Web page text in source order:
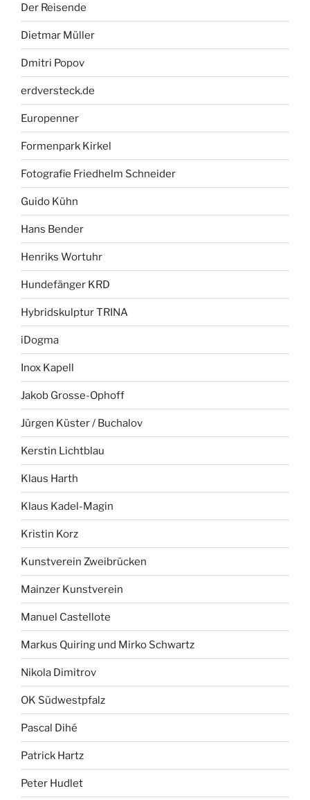
Der Reisende
Dietmar Müller
Dmitri Popov
erdversteck.de
Europenner
Formenpark Kirkel
Fotografie Friedhelm Schneider
Guido Kühn
Hans Bender
Henriks Wortuhr
Hundefänger KRD
Hybridskulptur TRINA
iDogma
Inox Kapell
Jakob Grosse-Ophoff
Jürgen Küster / Buchalov
Kerstin Lichtblau
Klaus Harth
Klaus Kadel-Magin
Kristin Korz
Kunstverein Zweibrücken
Mainzer Kunstverein
Manuel Castellote
Markus Quiring und Mirko Schwartz
Nikola Dimitrov
OK Südwestpfalz
Pascal Dihé
Patrick Hartz
Peter Hudlet